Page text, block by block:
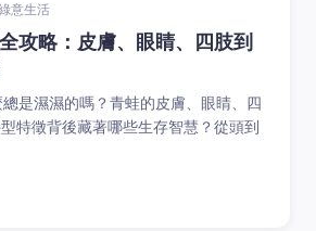
意生活
攻略：皮膚、眼睛、四肢到
是濕濕的嗎？青蛙的皮膚、眼睛、四
特徵背後藏著哪些生存智慧？從頭到